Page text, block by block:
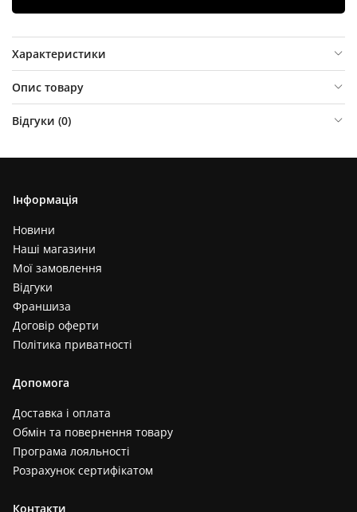
Характеристики
Опис товару
Відгуки (0)
Інформація
Новини
Наші магазини
Мої замовлення
Відгуки
Франшиза
Договір оферти
Політика приватності
Допомога
Доставка і оплата
Обмін та повернення товару
Програма лояльності
Розрахунок сертифікатом
Контакти